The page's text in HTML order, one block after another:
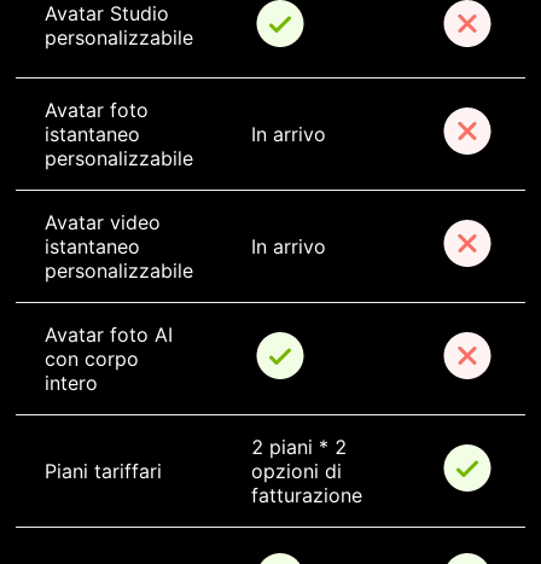
Avatar Studio
personalizzabile
Avatar foto
istantaneo
personalizzabile
In arrivo
Avatar video
istantaneo
personalizzabile
In arrivo
Avatar foto AI
con corpo
intero
Piani tariffari
2 piani * 2
opzioni di
fatturazione